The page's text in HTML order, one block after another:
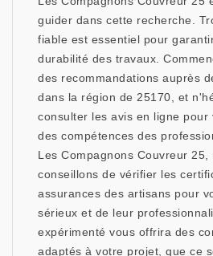
guider dans cette recherche.
fiable est essentiel pour
durabilité des travaux.
des recommandations auprès
dans la région de 25170, et
consulter les avis en ligne pour
des compétences des
Les Compagnons Couvreur 25,
conseillons de vérifier les
assurances des artisans pour
sérieux et de leur
expérimenté vous offrira des
adaptés à votre projet, que ce